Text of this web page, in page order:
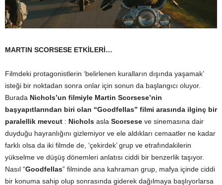
MARTIN SCORSESE ETKİLERİ…
Filmdeki protagonistlerin ‘belirlenen kuralların dışında yaşamak’
isteği bir noktadan sonra onlar için sonun da başlangıcı oluyor.
Burada Nichols’un filmiyle Martin Scorsese’nin
başyapıtlarından biri olan “Goodfellas” filmi arasında ilginç bir
paralellik mevcut : Nichols asla Scorsese ve sinemasına dair
duyduğu hayranlığını gizlemiyor ve ele aldıkları cemaatler ne kadar
farklı olsa da iki filmde de, ‘çekirdek’ grup ve etrafındakilerin
yükselme ve düşüş dönemleri anlatısı ciddi bir benzerlik taşıyor.
Nasıl “Goodfellas” filminde ana kahraman grup, mafya içinde ciddi
bir konuma sahip olup sonrasında giderek dağılmaya başlıyorlarsa